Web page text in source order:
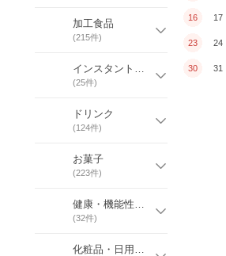
加工食品
(215件)
インスタント惣菜
(25件)
ドリンク
(124件)
お菓子
(223件)
健康・機能性食品
(32件)
化粧品・日用雑貨
16 17
23 24
30 31